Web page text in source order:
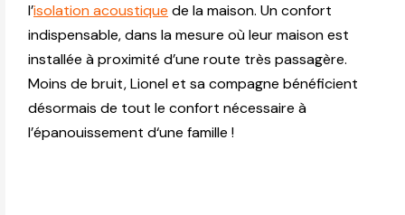
l’isolation acoustique de la maison. Un confort
indispensable, dans la mesure où leur maison est
installée à proximité d’une route très passagère.
Moins de bruit, Lionel et sa compagne bénéficient
désormais de tout le confort nécessaire à
l’épanouissement d‘une famille !